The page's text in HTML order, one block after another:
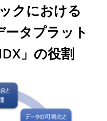
クにおける
ータプラット
」の役割